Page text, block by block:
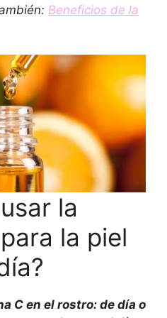
Beneficios de la
la
la piel
C en el rostro: de día o